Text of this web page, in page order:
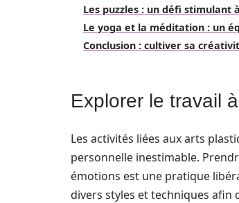
Les puzzles : un défi stimulant
Le yoga et la méditation : un
Conclusion : cultiver sa
Explorer le travail
Les activités liées aux arts
personnelle inestimable.
émotions est une pratique
divers styles et techniques afin